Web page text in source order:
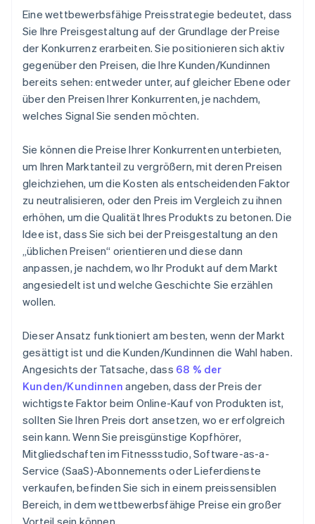
Eine wettbewerbsfähige Preisstrategie bedeutet, dass
Sie Ihre Preisgestaltung auf der Grundlage der Preise
der Konkurrenz erarbeiten. Sie positionieren sich aktiv
gegenüber den Preisen, die Ihre Kunden/Kundinnen
bereits sehen: entweder unter, auf gleicher Ebene oder
über den Preisen Ihrer Konkurrenten, je nachdem,
welches Signal Sie senden möchten.
Sie können die Preise Ihrer Konkurrenten unterbieten,
um Ihren Marktanteil zu vergrößern, mit deren Preisen
gleichziehen, um die Kosten als entscheidenden Faktor
zu neutralisieren, oder den Preis im Vergleich zu ihnen
erhöhen, um die Qualität Ihres Produkts zu betonen. Die
Idee ist, dass Sie sich bei der Preisgestaltung an den
„üblichen Preisen“ orientieren und diese dann
anpassen, je nachdem, wo Ihr Produkt auf dem Markt
angesiedelt ist und welche Geschichte Sie erzählen
wollen.
Dieser Ansatz funktioniert am besten, wenn der Markt
gesättigt ist und die Kunden/Kundinnen die Wahl haben.
Angesichts der Tatsache, dass 68 % der
Kunden/Kundinnen angeben, dass der Preis der
wichtigste Faktor beim Online-Kauf von Produkten ist,
sollten Sie Ihren Preis dort ansetzen, wo er erfolgreich
sein kann. Wenn Sie preisgünstige Kopfhörer,
Mitgliedschaften im Fitnessstudio, Software-as-a-
Service (SaaS)-Abonnements oder Lieferdienste
verkaufen, befinden Sie sich in einem preissensiblen
Bereich, in dem wettbewerbsfähige Preise ein großer